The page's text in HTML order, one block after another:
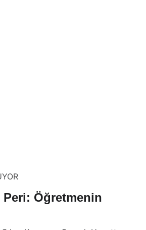
Peri: Öğretmenin